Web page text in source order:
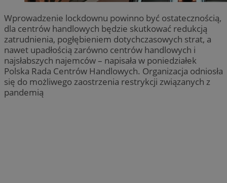
Wprowadzenie lockdownu powinno być ostatecznością,
dla centrów handlowych będzie skutkować redukcją
zatrudnienia, pogłębieniem dotychczasowych strat, a
nawet upadłością zarówno centrów handlowych i
najsłabszych najemców – napisała w poniedziałek
Polska Rada Centrów Handlowych. Organizacja odniosła
się do możliwego zaostrzenia restrykcji związanych z
pandemią